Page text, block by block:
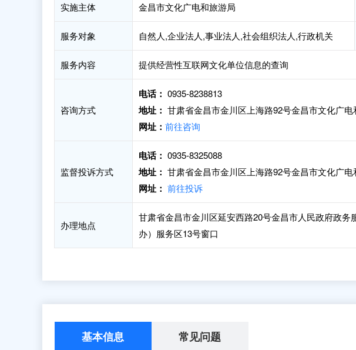
实施主体 金昌市文化广电和旅游局
服务对象 自然人,企业法人,事业法人,社会组织法人,行政机关
服务内容 提供经营性互联网文化单位信息的查询
咨询方式
电话： 0935-8238813
地址： 甘肃省金昌市金川区上海路92号金昌市文化广
网址： 前往咨询
监督投诉方式
电话： 0935-8325088
地址： 甘肃省金昌市金川区上海路92号金昌市文化广
网址： 前往投诉
办理地点
甘肃省金昌市金川区延安西路20号金昌市人民政府政务
办）服务区13号窗口
基本信息 常见问题